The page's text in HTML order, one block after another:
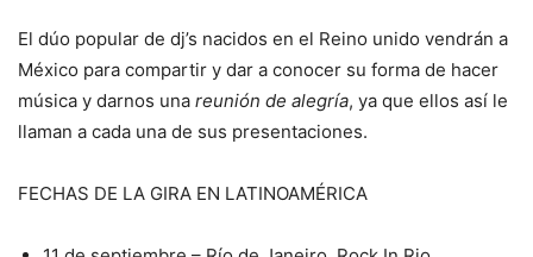
El dúo popular de dj’s nacidos en el Reino unido vendrán a
México para compartir y dar a conocer su forma de hacer
música y darnos una reunión de alegría, ya que ellos así le
llaman a cada una de sus presentaciones.
FECHAS DE LA GIRA EN LATINOAMÉRICA